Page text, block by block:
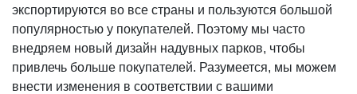
экспортируются во все страны и пользуются большой
популярностью у покупателей. Поэтому мы часто
внедряем новый дизайн надувных парков, чтобы
привлечь больше покупателей. Разумеется, мы можем
внести изменения в соответствии с вашими